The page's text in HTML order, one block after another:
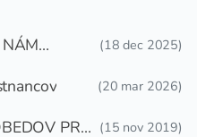
NÁM
(18 dec 2025)
(20 mar 2026)
PRE
(15 nov 2019)